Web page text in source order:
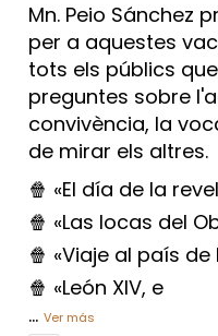
Mn. Peio Sánchez
per a aquestes
tots els públics
preguntes sobre
convivència, la
de mirar els altres.
🍿 «El día de la
🍿 «Las locas del
🍿 «Viaje al país
🍿 «León XIV, e
... Ver más